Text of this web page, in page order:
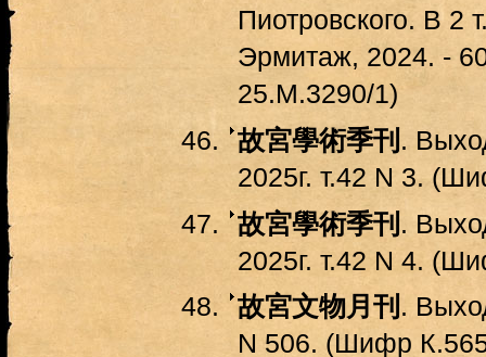
Пиотровского. В 2
Эрмитаж, 2024. -
25.М.3290/1)
故宮學術季刊 .
2025г. т.42 N 3.
故宮學術季刊 .
2025г. т.42 N 4.
故宮文物月刊 .
N 506. (Шифр